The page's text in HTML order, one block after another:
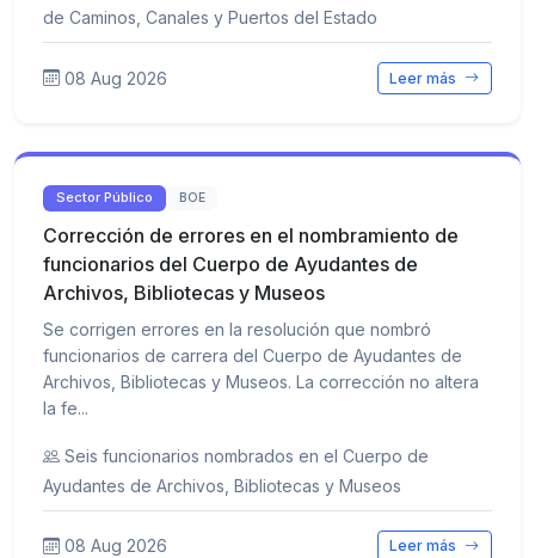
de Caminos, Canales y Puertos del Estado
08 Aug 2026 Leer más
Sector Público BOE
Corrección de errores en el nombramiento de
funcionarios del Cuerpo de Ayudantes de
Archivos, Bibliotecas y Museos
Se corrigen errores en la resolución que nombró
funcionarios de carrera del Cuerpo de Ayudantes de
Archivos, Bibliotecas y Museos. La corrección no altera
la fe...
Seis funcionarios nombrados en el Cuerpo de
Ayudantes de Archivos, Bibliotecas y Museos
08 Aug 2026 Leer más